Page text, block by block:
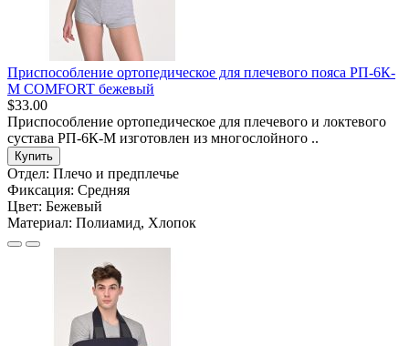
Приспособление ортопедическое для плечевого пояса РП-6К-
М COMFORT бежевый
$33.00
Приспособление ортопедическое для плечевого и локтевого
сустава РП-6К-М изготовлен из многослойного ..
Купить
Отдел: Плечо и предплечье
Фиксация: Средняя
Цвет: Бежевый
Материал: Полиамид, Хлопок